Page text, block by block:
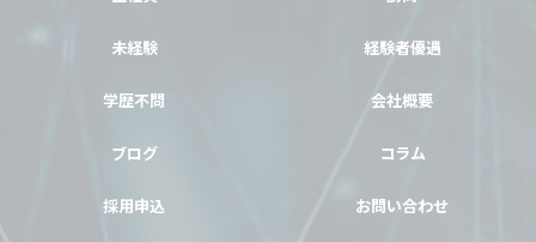
未経験
経験者優遇
学歴不問
会社概要
ブログ
コラム
採用申込
お問い合わせ